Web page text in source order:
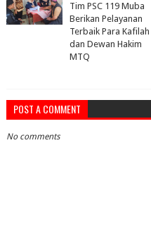
Tim PSC 119 Muba
Berikan Pelayanan
Terbaik Para Kafilah
dan Dewan Hakim
MTQ
POST A COMMENT
No comments